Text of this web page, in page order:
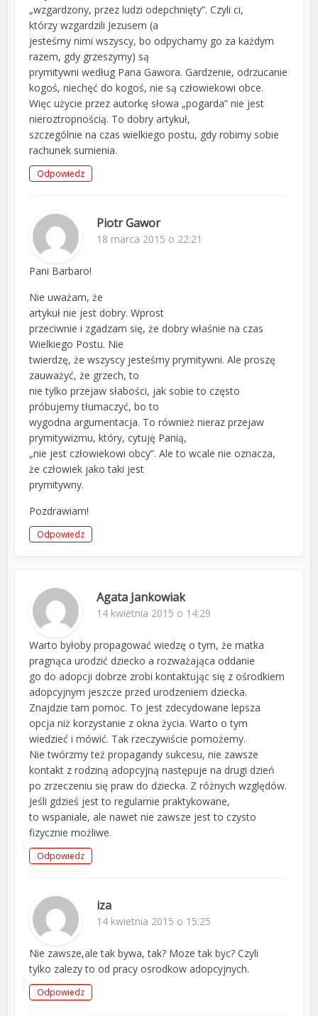
„wzgardzony, przez ludzi odepchnięty”. Czyli ci,
którzy wzgardzili Jezusem (a
jesteśmy nimi wszyscy, bo odpychamy go za każdym
razem, gdy grzeszymy) są
prymitywni według Pana Gawora. Gardzenie, odrzucanie
kogoś, niechęć do kogoś, nie są człowiekowi obce.
Więc użycie przez autorkę słowa „pogarda” nie jest
nieroztropnością. To dobry artykuł,
szczególnie na czas wielkiego postu, gdy robimy sobie
rachunek sumienia.
Odpowiedz
Piotr Gawor
18 marca 2015 o 22:21
Pani Barbaro!
Nie uważam, że
artykuł nie jest dobry. Wprost
przeciwnie i zgadzam się, że dobry właśnie na czas
Wielkiego Postu. Nie
twierdzę, że wszyscy jesteśmy prymitywni. Ale proszę
zauważyć, że grzech, to
nie tylko przejaw słabości, jak sobie to często
próbujemy tłumaczyć, bo to
wygodna argumentacja. To również nieraz przejaw
prymitywizmu, który, cytuję Panią,
„nie jest człowiekowi obcy”. Ale to wcale nie oznacza,
że człowiek jako taki jest
prymitywny.
Pozdrawiam!
Odpowiedz
Agata Jankowiak
14 kwietnia 2015 o 14:29
Warto byłoby propagować wiedzę o tym, że matka
pragnąca urodzić dziecko a rozważająca oddanie
go do adopcji dobrze zrobi kontaktując się z ośrodkiem
adopcyjnym jeszcze przed urodzeniem dziecka.
Znajdzie tam pomoc. To jest zdecydowane lepsza
opcja niż korzystanie z okna życia. Warto o tym
wiedzieć i mówić. Tak rzeczywiście pomożemy.
Nie twórzmy też propagandy sukcesu, nie zawsze
kontakt z rodziną adopcyjną następuje na drugi dzień
po zrzeczeniu się praw do dziecka. Z różnych względów.
Jeśli gdzieś jest to regularnie praktykowane,
to wspaniale, ale nawet nie zawsze jest to czysto
fizycznie możliwe.
Odpowiedz
iza
14 kwietnia 2015 o 15:25
Nie zawsze,ale tak bywa, tak? Moze tak byc? Czyli
tylko zalezy to od pracy osrodkow adopcyjnych.
Odpowiedz